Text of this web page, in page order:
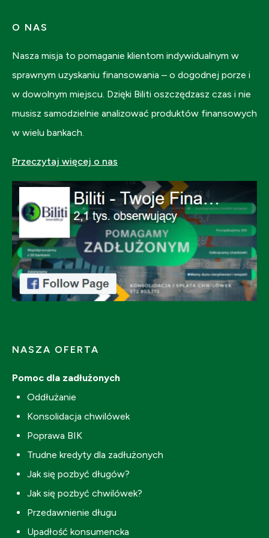
O NAS
Nasza misja to pomaganie klientom indywidualnym w
sprawnym uzyskaniu finansowania – o dogodnej porze i
w dowolnym miejscu. Dzięki Biliti oszczędzasz czas i nie
musisz samodzielnie analizować produktów finansowych
w wielu bankach.
Przeczytaj więcej o nas
NASZA OFERTA
Pomoc dla zadłużonych
Oddłużanie
Konsolidacja chwilówek
Poprawa BIK
Trudne kredyty dla zadłużonych
Jak się pozbyć długów?
Jak się pozbyć chwilówek?
Przedawnienie długu
Upadłość konsumencka